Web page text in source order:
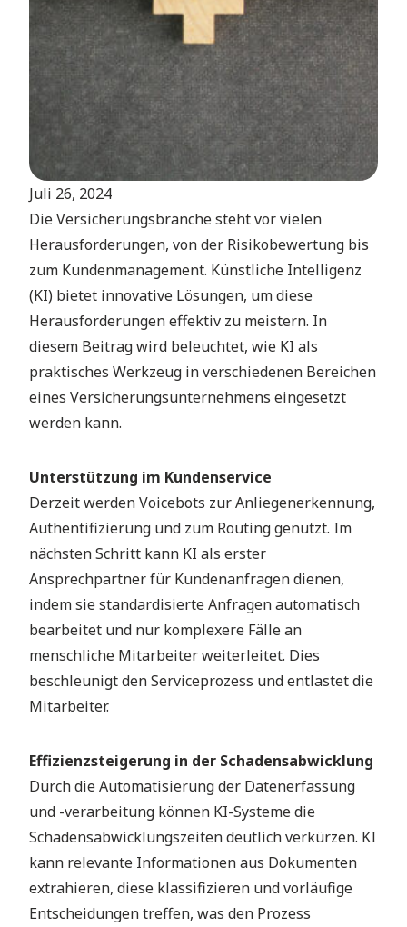
Juli 26, 2024
Die Versicherungsbranche steht vor vielen
Herausforderungen, von der Risikobewertung bis
zum Kundenmanagement. Künstliche Intelligenz
(KI) bietet innovative Lösungen, um diese
Herausforderungen effektiv zu meistern. In
diesem Beitrag wird beleuchtet, wie KI als
praktisches Werkzeug in verschiedenen Bereichen
eines Versicherungsunternehmens eingesetzt
werden kann.
Unterstützung im Kundenservice
Derzeit werden Voicebots zur Anliegenerkennung,
Authentifizierung und zum Routing genutzt. Im
nächsten Schritt kann KI als erster
Ansprechpartner für Kundenanfragen dienen,
indem sie standardisierte Anfragen automatisch
bearbeitet und nur komplexere Fälle an
menschliche Mitarbeiter weiterleitet. Dies
beschleunigt den Serviceprozess und entlastet die
Mitarbeiter.
Effizienzsteigerung in der Schadensabwicklung
Durch die Automatisierung der Datenerfassung
und -verarbeitung können KI-Systeme die
Schadensabwicklungszeiten deutlich verkürzen. KI
kann relevante Informationen aus Dokumenten
extrahieren, diese klassifizieren und vorläufige
Entscheidungen treffen, was den Prozess